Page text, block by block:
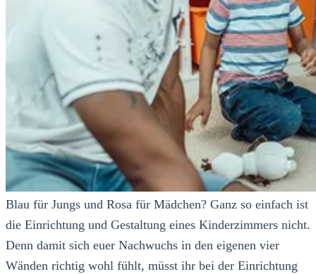
Blau für Jungs und Rosa für Mädchen? Ganz so einfach ist
die Einrichtung und Gestaltung eines Kinderzimmers nicht.
Denn damit sich euer Nachwuchs in den eigenen vier
Wänden richtig wohl fühlt, müsst ihr bei der Einrichtung